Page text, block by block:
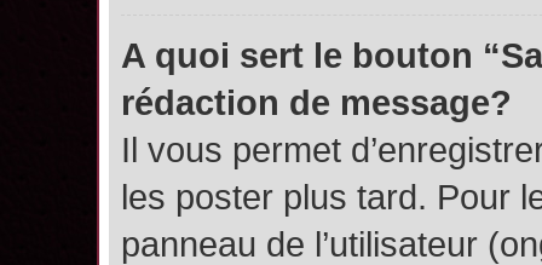
A quoi sert le bouton
rédaction de message?
Il vous permet
les poster plus tard. Pour
panneau de l’utilisateur